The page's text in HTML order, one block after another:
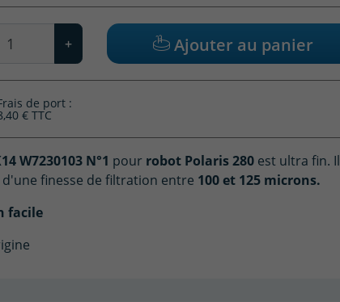
+ Ajouter au panier
de port :
€ TTC
W7230103 N°1 pour robot Polaris 280 est ultra fin. Il
d'une finesse de filtration entre 100 et 125 microns.
facile